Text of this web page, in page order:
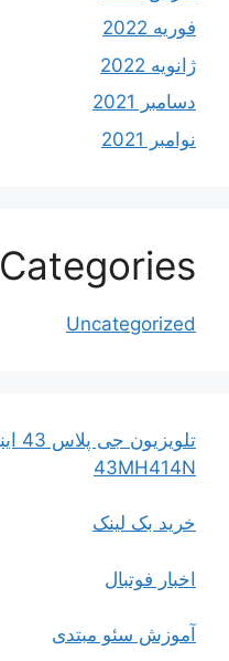
فوریه 2022
ژانویه 2022
دسامبر 2021
نوامبر 2021
Categories
Uncategorized
43MH414N
خرید بک لینک
اخبار فوتبال
آموزش سئو مبتدی